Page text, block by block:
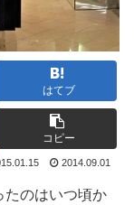
はてブ
コピー
2014.09.01
たのはいつ頃か